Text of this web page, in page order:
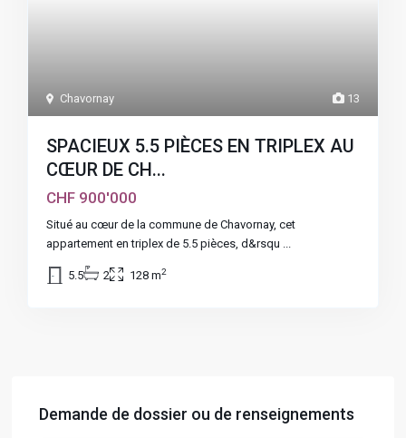
13
Chavornay
SPACIEUX 5.5 PIÈCES EN TRIPLEX AU
CŒUR DE CH...
CHF 900'000
Situé au cœur de la commune de Chavornay, cet
appartement en triplex de 5.5 pièces, d&rsqu ...
5.5 2 128 m2
Demande de dossier ou de renseignements